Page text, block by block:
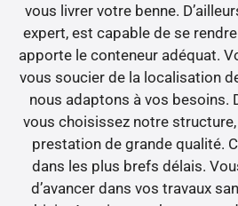
vous livrer votre benne.
expert, est capable de se
apporte le conteneur adéquat.
vous soucier de la localisation
nous adaptons à vos besoins.
vous choisissez notre
prestation de grande qualité.
dans les plus brefs délais.
d’avancer dans vos travaux